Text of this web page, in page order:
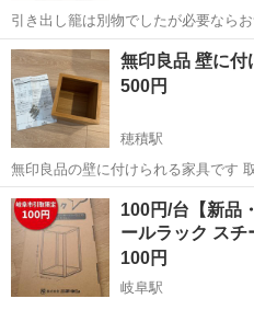
引き出し籠は別物でしたが必要なら
る方へ。
岐阜 各務原市 新加納駅
500円
穂積駅
無印良品の壁に付けられる家具です 取り付けガイド 金具あり サイズ
は19×19×奥行15.5cm 以前壁にかけていましたが引越しの時に外して
しばらくしまっていました 目立つ傷などなさそうですが、よく見ると
少しだけ角ス...
岐阜 瑞穂市 穂積駅 収納
​100円/台【新品
ールラック ス
100円
岐阜駅